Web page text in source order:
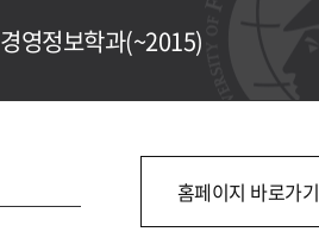
경영정보학과(~2015)
홈페이지 바로가기